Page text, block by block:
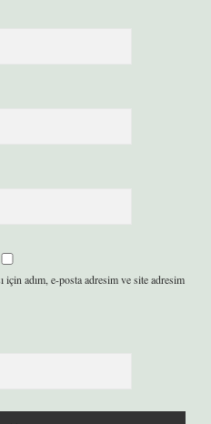
için adım, e-posta adresim ve site adresim